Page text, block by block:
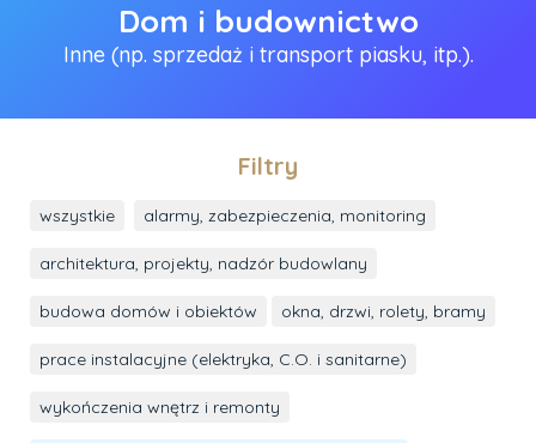
Dom i budownictwo
Inne (np. sprzedaż i transport piasku, itp.).
Filtry
wszystkie alarmy, zabezpieczenia, monitoring
architektura, projekty, nadzór budowlany
budowa domów i obiektów okna, drzwi, rolety, bramy
prace instalacyjne (elektryka, C.O. i sanitarne)
wykończenia wnętrz i remonty